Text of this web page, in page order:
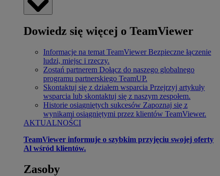
Dowiedz się więcej o TeamViewer
Informacje na temat TeamViewer Bezpieczne łączenie
ludzi, miejsc i rzeczy.
Zostań partnerem Dołącz do naszego globalnego
programu partnerskiego TeamUP.
Skontaktuj się z działem wsparcia Przejrzyj artykuły
wsparcia lub skontaktuj się z naszym zespołem.
Historie osiągniętych sukcesów Zapoznaj się z
wynikami osiągniętymi przez klientów TeamViewer.
AKTUALNOŚCI
TeamViewer informuje o szybkim przyjęciu swojej oferty
Al wśród klientów.
Zasoby